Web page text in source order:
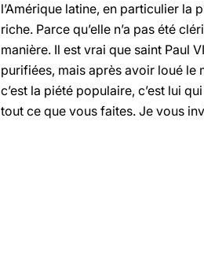
l’Amérique latine, en particulier la
riche. Parce qu’elle n’a pas été
manière. Il est vrai que saint Paul
purifiées, mais après avoir loué le
c’est la piété populaire, c’est lui
tout ce que vous faites. Je vous